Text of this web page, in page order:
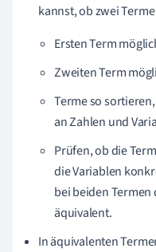
kannst, ob zwei
Ersten Term
Zweiten Term
Terme so
an Zahlen und
Prüfen, ob die
die Variablen
bei beiden Termen
äquivalent.
In äquivalenten